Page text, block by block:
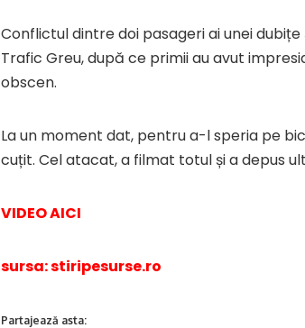
Conflictul dintre doi pasageri ai unei
Trafic Greu, după ce primii au avut
obscen.
La un moment dat, pentru a-l speria pe
cuțit. Cel atacat, a filmat totul și a depus
VIDEO AICI
sursa: stiripesurse.ro
Partajează asta: